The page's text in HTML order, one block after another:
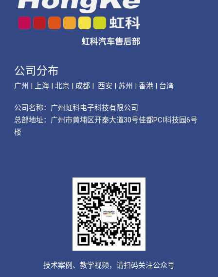
公司分布
广州 | 上海 | 北京 | 成都 | 西安 | 苏州 | 香港 | 台湾
公司名称： 广州虹科电子科技有限公司
总部地址：广州市黄埔区开泰大道30号佳都PCI科技园6号
楼
技术案例、教学视频，请扫码关注公众号